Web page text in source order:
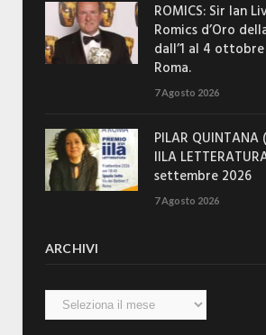
ROMICS: Sir Ian
Romics d’Oro
dall’1 al 4
Roma.
7 Agosto 2026
PILAR QUINTANA
IILA
settembre 2026
7 Agosto 2026
ARCHIVI
Archivi